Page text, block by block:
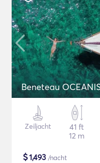
Beneteau
Zeiljacht
41 ft
12 m
$1,493 /nacht